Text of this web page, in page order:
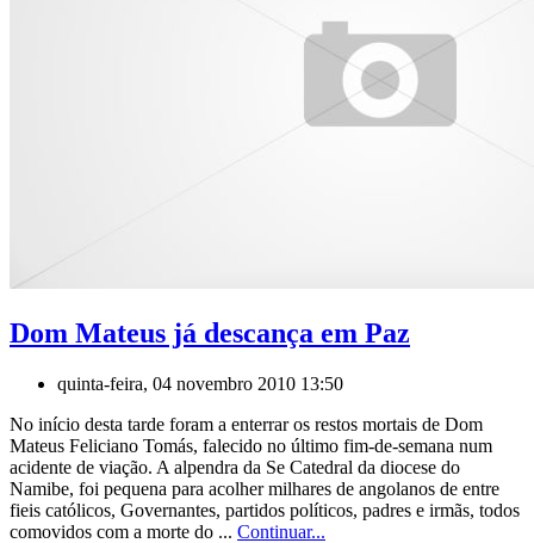
Dom Mateus já descança em Paz
quinta-feira, 04 novembro 2010 13:50
No início desta tarde foram a enterrar os restos mortais de Dom
Mateus Feliciano Tomás, falecido no último fim-de-semana num
acidente de viação. A alpendra da Se Catedral da diocese do
Namibe, foi pequena para acolher milhares de angolanos de entre
fieis católicos, Governantes, partidos políticos, padres e irmãs, todos
comovidos com a morte do ... Continuar...